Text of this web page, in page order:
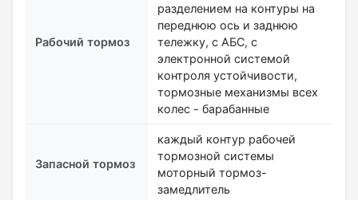
Рабочий тормоз
разделением на контуры на
переднюю ось и заднюю
тележку, с АБС, с
электронной системой
контроля устойчивости,
тормозные механизмы всех
колес - барабанные
Запасной тормоз
каждый контур рабочей
тормозной системы
моторный тормоз-
замедлитель